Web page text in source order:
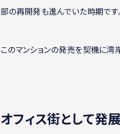
部の再開発も進んでいた時期です
このマンションの発売を契機に湾
オフィス街として発